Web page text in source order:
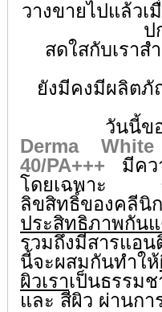
วางขายไปแล้ว
ป
สดใสกับเรา
ยังมีคงมีผลิต
วันนี้ข
Derma
40/PA+++
มีคว
โดยเฉพาะ ซึ่ง
ลิขสิทธิ์ของคลี
ประสิทธิภาพกัน
รวมถึงมีสารแอ
นี้จะผสมกันทำให้
ผิวเราเป็นธรรม
และ สีผิว ผ่านก